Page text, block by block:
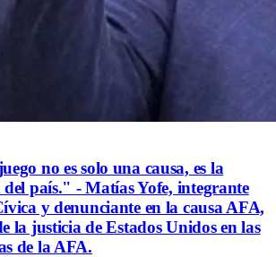
no es solo una causa, es la
país." - Matías Yofe, integrante
y denunciante en la causa AFA,
la justicia de Estados Unidos en las
de la AFA.